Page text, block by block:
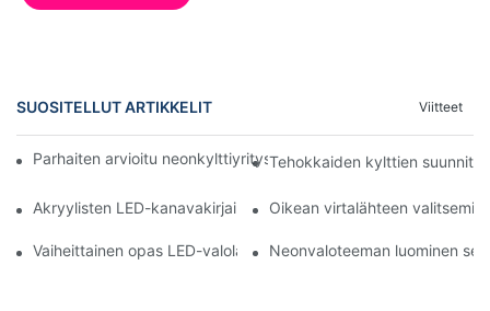
SUOSITELLUT ARTIKKELIT Viitteet
Parhaiten arvioitu neonkylttiyritys: Opas alan parhaiden
Tehokkaiden kylttien
Akryylisten LED-kanavakirjainten ja -kylttien mittausohjeet
Oikean virtalähteen
Vaiheittainen opas LED-valolaatikkokylttien mukauttamiseen
Neonvaloteeman luominen